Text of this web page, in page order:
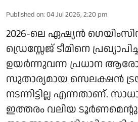
Published on: 04 Jul 2026, 2:20 pm
2026-ലെ ഏഷ്യന്‍
ഡ്രെസ്സേജ് ടീമിനെ
ഉയര്‍ന്നുവന്ന പ്രധാന
സുതാര്യമായ സെലക്ഷന്‍
നടന്നിട്ടില്ല എന്നതാണ്.
ഇത്തരം വലിയ